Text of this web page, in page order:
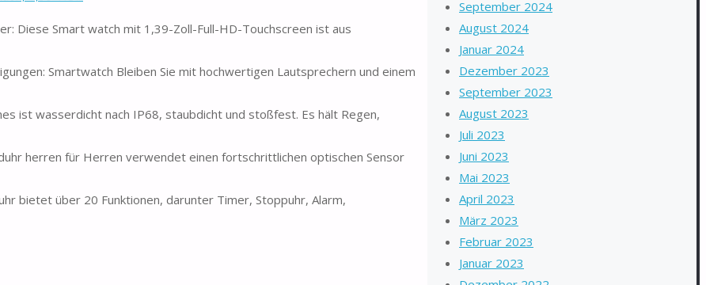
Diese Smart watch mit 1,39-Zoll-Full-HD-Touchscreen ist aus
Smartwatch Bleiben Sie mit hochwertigen Lautsprechern und einem
ist wasserdicht nach IP68, staubdicht und stoßfest. Es hält Regen,
herren für Herren verwendet einen fortschrittlichen optischen Sensor
bietet über 20 Funktionen, darunter Timer, Stoppuhr, Alarm,
September 2024
August 2024
Januar 2024
Dezember 2023
September 2023
August 2023
Juli 2023
Juni 2023
Mai 2023
April 2023
März 2023
Februar 2023
Januar 2023